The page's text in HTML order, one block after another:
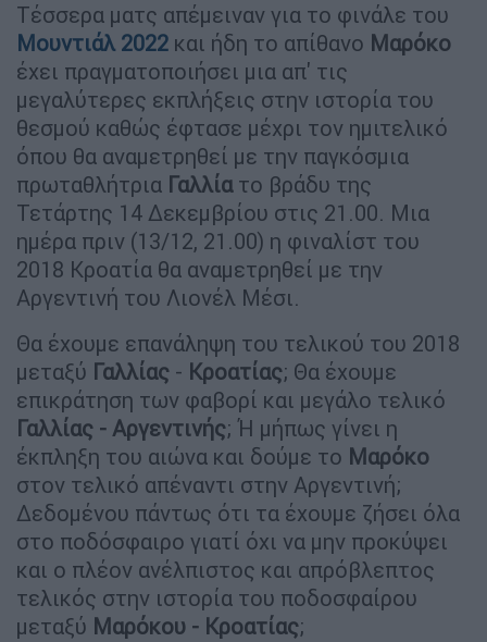
Τέσσερα ματς απέμειναν για το φινάλε του
Μουντιάλ 2022 και ήδη το απίθανο Μαρόκο
έχει πραγματοποιήσει μια απ' τις
μεγαλύτερες εκπλήξεις στην ιστορία του
θεσμού καθώς έφτασε μέχρι τον ημιτελικό
όπου θα αναμετρηθεί με την παγκόσμια
πρωταθλήτρια Γαλλίατο βράδυ της
Τετάρτης 14 Δεκεμβρίου στις 21.00. Μια
ημέρα πριν (13/12, 21.00) η φιναλίστ του
2018 Κροατία θα αναμετρηθεί με την
Αργεντινή του Λιονέλ Μέσι.
Θα έχουμε επανάληψη του τελικού του 2018
μεταξύ Γαλλίας - Κροατίας; Θα έχουμε
επικράτηση των φαβορί και μεγάλο τελικό
Γαλλίας - Αργεντινής; Ή μήπως γίνει η
έκπληξη του αιώνα και δούμε το Μαρόκο
στον τελικό απέναντι στην Αργεντινή;
Δεδομένου πάντως ότι τα έχουμε ζήσει όλα
στο ποδόσφαιρο γιατί όχι να μην προκύψει
και ο πλέον ανέλπιστος και απρόβλεπτος
τελικός στην ιστορία του ποδοσφαίρου
μεταξύ Μαρόκου - Κροατίας;